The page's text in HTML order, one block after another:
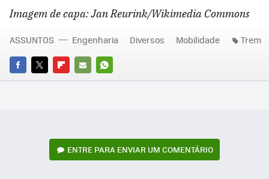
Imagem de capa: Jan Reurink/Wikimedia Commons
FACEBOOK
TWITTERFLIPBOARD
E-
WHATSAPP
ASSUNTOS Engenharia Diversos Mobilidade Trem
ENTRE PARA ENVIAR UM COMENTÁRIO